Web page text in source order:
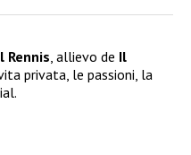
Rennis, allievo de Il
privata, le passioni, la